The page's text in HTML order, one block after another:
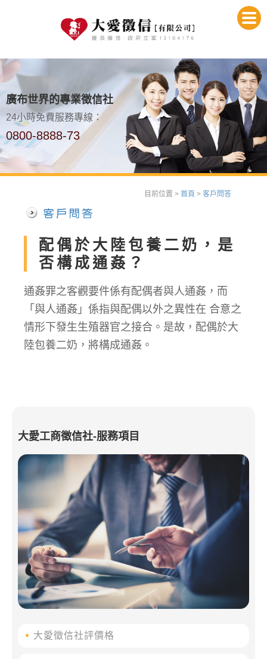
廣布世界的專業徵信社
24小時免費服務專線：
0800-8888-73
目前位置 > 首頁 > 客戶問答
配偶於大陸包養二奶，是
否構成通姦？
通姦罪之客觀要件係有配偶者與人通姦，而
「與人通姦」係指與配偶以外之異性在 合意之
情形下發生生殖器官之接合。是故，配偶於大
陸包養二奶，將構成通姦。
大愛工商徵信社-服務項目
大愛徵信社評價格